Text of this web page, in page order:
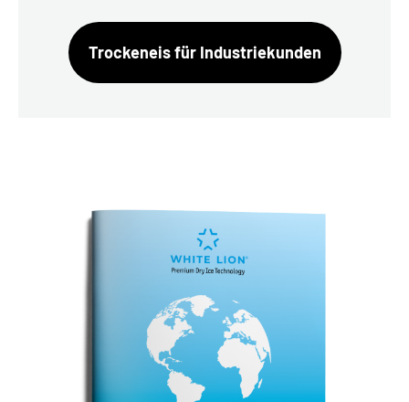
Trockeneis für Industriekunden